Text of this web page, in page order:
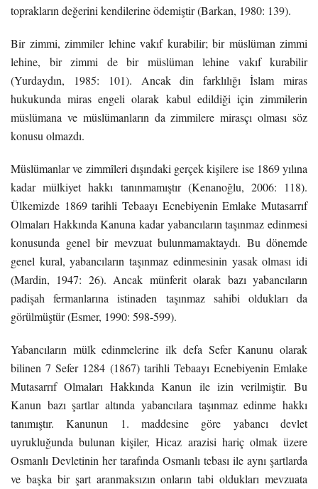
toprakların değerini kendilerine ödemiştir (Barkan, 1980: 139).
Bir zimmi, zimmiler lehine vakıf kurabilir; bir müslüman zimmi
lehine, bir zimmi de bir müslüman lehine vakıf kurabilir
(Yurdaydın, 1985: 101). Ancak din farklılığı İslam miras
hukukunda miras engeli olarak kabul edildiği için zimmilerin
müslümana ve müslümanların da zimmilere mirasçı olması söz
konusu olmazdı.
Müslümanlar ve zimmîleri dışındaki gerçek kişilere ise 1869 yılına
kadar mülkiyet hakkı tanınmamıştır (Kenanoğlu, 2006: 118).
Ülkemizde 1869 tarihli Tebaayı Ecnebiyenin Emlake Mutasarrıf
Olmaları Hakkında Kanuna kadar yabancıların taşınmaz edinmesi
konusunda genel bir mevzuat bulunmamaktaydı. Bu dönemde
genel kural, yabancıların taşınmaz edinmesinin yasak olması idi
(Mardin, 1947: 26). Ancak münferit olarak bazı yabancıların
padişah fermanlarına istinaden taşınmaz sahibi oldukları da
görülmüştür (Esmer, 1990: 598-599).
Yabancıların mülk edinmelerine ilk defa Sefer Kanunu olarak
bilinen 7 Sefer 1284 (1867) tarihli Tebaayı Ecnebiyenin Emlake
Mutasarrıf Olmaları Hakkında Kanun ile izin verilmiştir. Bu
Kanun bazı şartlar altında yabancılara taşınmaz edinme hakkı
tanımıştır. Kanunun 1. maddesine göre yabancı devlet
uyrukluğunda bulunan kişiler, Hicaz arazisi hariç olmak üzere
Osmanlı Devletinin her tarafında Osmanlı tebası ile aynı şartlarda
ve başka bir şart aranmaksızın onların tabi oldukları mevzuata